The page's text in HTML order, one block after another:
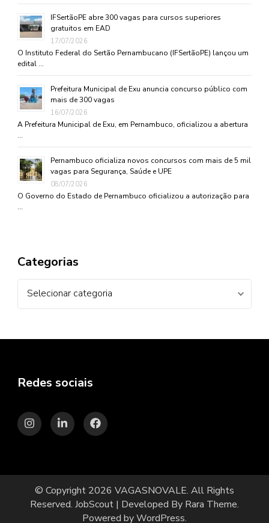
IFSertãoPE abre 300 vagas para cursos superiores
gratuitos em EAD
17/07/2026
O Instituto Federal do Sertão Pernambucano (IFSertãoPE) lançou um
edital …
Prefeitura Municipal de Exu anuncia concurso público com
mais de 300 vagas
16/07/2026
A Prefeitura Municipal de Exu, em Pernambuco, oficializou a abertura
…
Pernambuco oficializa novos concursos com mais de 5 mil
vagas para Segurança, Saúde e UPE
08/07/2026
O Governo do Estado de Pernambuco oficializou a autorização para
…
Categorias
Redes sociais
© Copyright 2026 VAGASNOVALE. All Rights
Reserved. JobScout | Developed By Rara Theme.
Powered byWordPress.